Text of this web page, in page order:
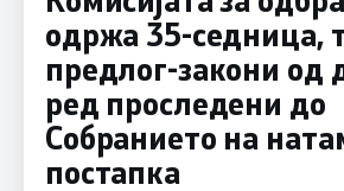
одржа 35-седница,
предлог-закони од
ред проследени до
Собранието на
постапка